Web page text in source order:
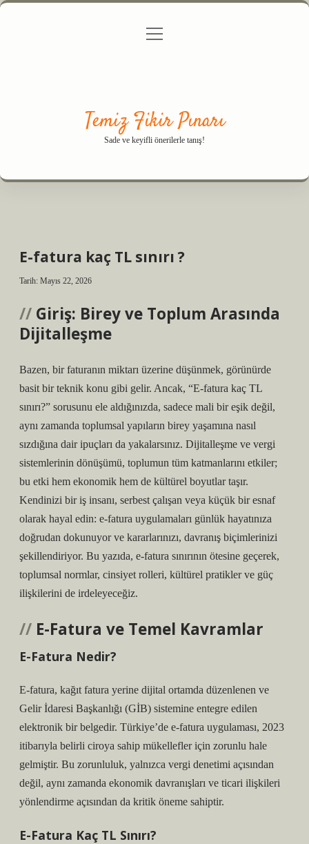
Gizlilik Politikası
menüyü
Temiz Fikir Pınarı
Sade ve keyifli önerilerle tanış!
E-fatura kaç TL sınırı ?
Tarih: Mayıs 22, 2026
Giriş: Birey ve Toplum Arasında
Dijitalleşme
Bazen, bir faturanın miktarı üzerine düşünmek, görünürde
basit bir teknik konu gibi gelir. Ancak, “E-fatura kaç TL
sınırı?” sorusunu ele aldığınızda, sadece mali bir eşik değil,
aynı zamanda toplumsal yapıların birey yaşamına nasıl
sızdığına dair ipuçları da yakalarsınız. Dijitalleşme ve vergi
sistemlerinin dönüşümü, toplumun tüm katmanlarını etkiler;
bu etki hem ekonomik hem de kültürel boyutlar taşır.
Kendinizi bir iş insanı, serbest çalışan veya küçük bir esnaf
olarak hayal edin: e-fatura uygulamaları günlük hayatınıza
doğrudan dokunuyor ve kararlarınızı, davranış biçimlerinizi
şekillendiriyor. Bu yazıda, e-fatura sınırının ötesine geçerek,
toplumsal normlar, cinsiyet rolleri, kültürel pratikler ve güç
ilişkilerini de irdeleyeceğiz.
E-Fatura ve Temel Kavramlar
E-Fatura Nedir?
E-fatura, kağıt fatura yerine dijital ortamda düzenlenen ve
Gelir İdaresi Başkanlığı (GİB) sistemine entegre edilen
elektronik bir belgedir. Türkiye’de e-fatura uygulaması, 2023
itibarıyla belirli ciroya sahip mükellefler için zorunlu hale
gelmiştir. Bu zorunluluk, yalnızca vergi denetimi açısından
değil, aynı zamanda ekonomik davranışları ve ticari ilişkileri
yönlendirme açısından da kritik öneme sahiptir.
E-Fatura Kaç TL Sınırı?